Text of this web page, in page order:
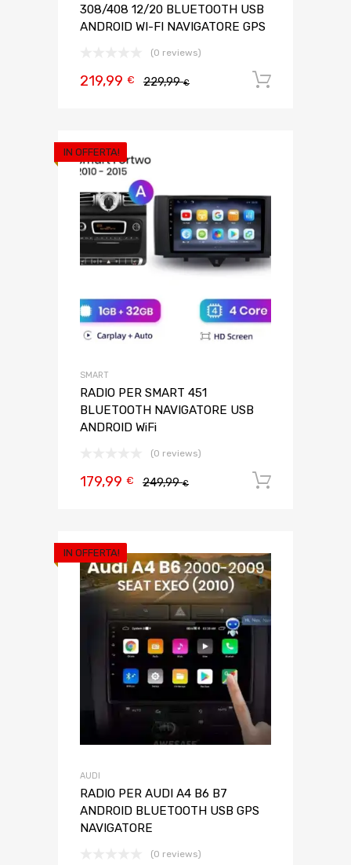
308/408 12/20 BLUETOOTH USB
ANDROID WI-FI NAVIGATORE GPS
(0 reviews)
229,99€
219,99 €
IN OFFERTA!
SMART
RADIO PER SMART 451
BLUETOOTH NAVIGATORE USB
ANDROID WiFi
(0 reviews)
249,99€
179,99 €
IN OFFERTA!
AUDI
RADIO PER AUDI A4 B6 B7
ANDROID BLUETOOTH USB GPS
NAVIGATORE
(0 reviews)